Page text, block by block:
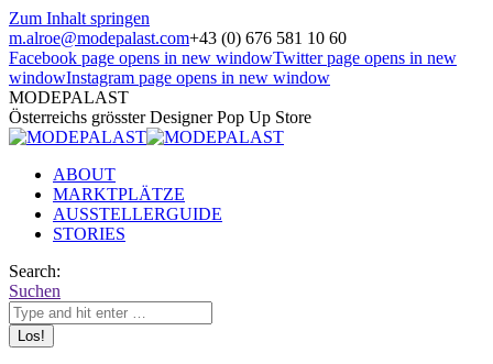
Zum Inhalt springen
m.alroe@modepalast.com+43 (0) 676 581 10 60
Facebook page opens in new windowTwitter page opens in new
windowInstagram page opens in new window
MODEPALAST
Österreichs grösster Designer Pop Up Store
ABOUT
MARKTPLÄTZE
AUSSTELLERGUIDE
STORIES
Search:
Suchen